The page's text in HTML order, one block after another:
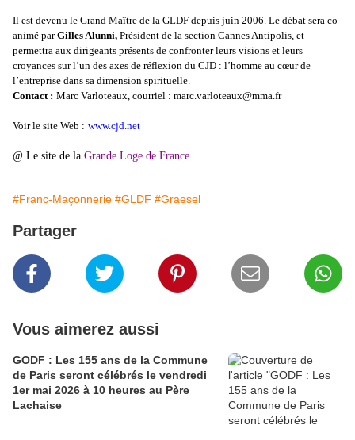
Il est devenu le Grand Maître de la GLDF depuis juin 2006. Le débat sera co-
animé parGilles Alunni, Président de la section Cannes Antipolis, et
permettra aux dirigeants présents de confronter leurs visions et leurs
croyances sur l’un des axes de réflexion du CJD : l’homme au cœur de
l’entreprise dans sa dimension spirituelle.
Contact : Marc Varloteaux, courriel : marc.varloteaux@mma.fr
Voir le site Web : www.cjd.net
@ Le site de la Grande Loge de France
#Franc-Maçonnerie #GLDF #Graesel
Partager
Vous aimerez aussi
GODF : Les 155 ans de la Commune
de Paris seront célébrés le vendredi
1er mai 2026 à 10 heures au Père
Lachaise